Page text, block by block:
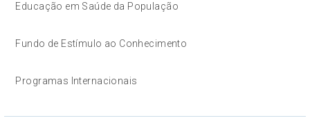
Educação em Saúde da População
Fundo de Estímulo ao Conhecimento
Programas Internacionais